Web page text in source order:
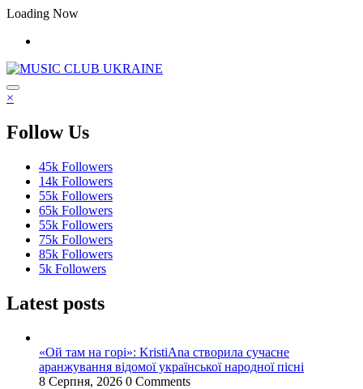
Перейти
контенту
Loading Now
×
Follow Us
45k Followers
14k Followers
55k Followers
65k Followers
55k Followers
75k Followers
85k Followers
5k Followers
Latest posts
«Ой там на горі»: KristiAna створила сучасне
аранжування відомої української народної пісні
8 Серпня, 2026 0 Comments